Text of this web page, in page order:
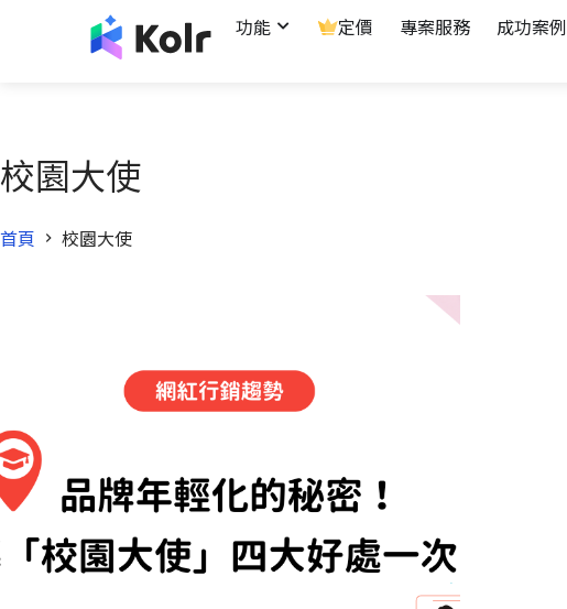
功能 定價 專案服務 成功案例
校園大使
首頁 校園大使